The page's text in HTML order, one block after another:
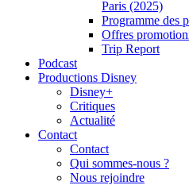
Paris (2025)
Programme des
Offres
Trip Report
Podcast
Productions Disney
Disney+
Critiques
Actualité
Contact
Contact
Qui sommes-nous ?
Nous rejoindre